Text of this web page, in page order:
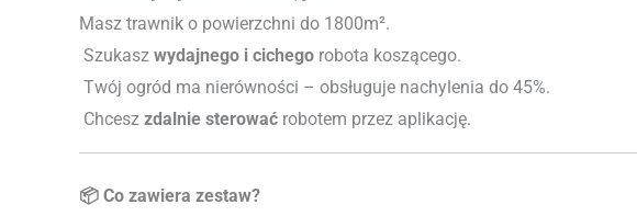
Masz trawnik o powierzchni do 1800m².
Szukasz wydajnego i cichego robota koszącego.
Twój ogród ma nierówności – obsługuje nachylenia do 45%.
Chcesz zdalnie sterować robotem przez aplikację.
📦 Co zawiera zestaw?